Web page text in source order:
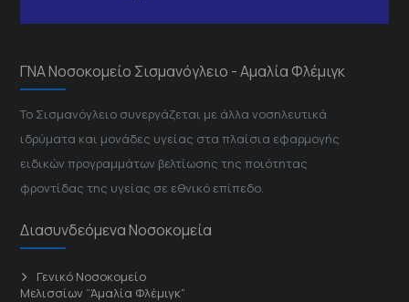
ΓΝΑ Νοσοκομείο Σισμανόγλειο - Αμαλία Φλέμιγκ
Το Σισμανόγλειο συνεργάζεται με άλλα νοσηλευτικά
ιδρύματα και μονάδες υγείας στα πλαίσια εφαρμογής
ειδικών προγραμμάτων βελτίωσης της ποιότητας
φροντίδας της υγείας σε εθνικό επίπεδο.
Διασυνδεόμενα Νοσοκομεία
Γενικό Νοσοκομείο
Μελισσίων “Άμαλία Φλέμιγκ”